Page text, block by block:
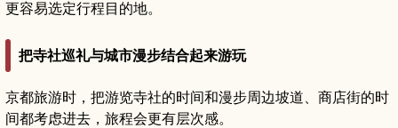
更容易选定行程目的地。
把寺社巡礼与城市漫步结合起来游玩
京都旅游时，把游览寺社的时间和漫步周边坡道、商店街的时
间都考虑进去，旅程会更有层次感。